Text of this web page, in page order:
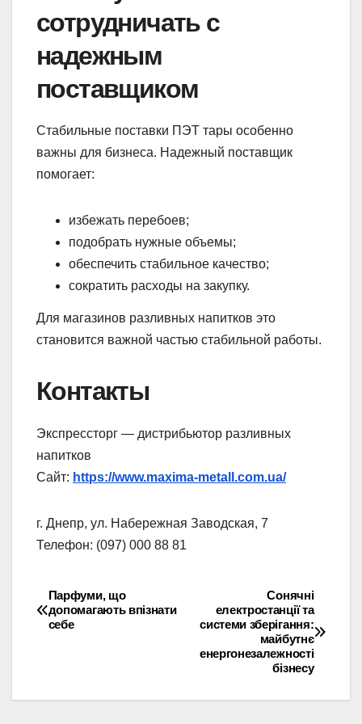
сотрудничать с
надежным
поставщиком
Стабильные поставки ПЭТ тары особенно
важны для бизнеса. Надежный поставщик
помогает:
избежать перебоев;
подобрать нужные объемы;
обеспечить стабильное качество;
сократить расходы на закупку.
Для магазинов разливных напитков это
становится важной частью стабильной работы.
Контакты
Экспрессторг — дистрибьютор разливных
напитков
Сайт: https://www.maxima-metall.com.ua/
г. Днепр, ул. Набережная Заводская, 7
Телефон: (097) 000 88 81
Навігація
записів
Сонячні
електростанції та
системи зберігання:
майбутнє
енергонезалежності
бізнесу
Парфуми, що
допомагають впізнати
себе